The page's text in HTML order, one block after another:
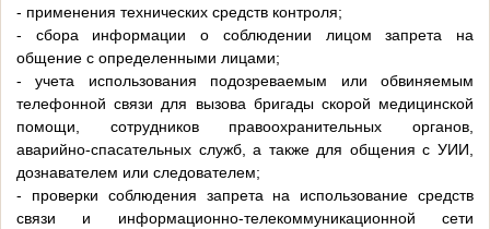
- применения технических средств контроля;
- сбора информации о соблюдении лицом запрета на
общение с определенными лицами;
- учета использования подозреваемым или обвиняемым
телефонной связи для вызова бригады скорой медицинской
помощи, сотрудников правоохранительных органов,
аварийно-спасательных служб, а также для общения с УИИ,
дознавателем или следователем;
- проверки соблюдения запрета на использование средств
связи и информационно-телекоммуникационной сети